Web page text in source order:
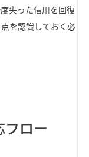
失った信用を回復
を認識しておく必
フロー